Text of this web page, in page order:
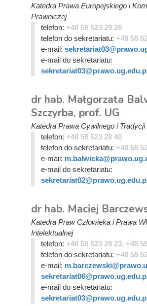
Katedra Prawa Europejskiego i
Prawniczej
telefon: +48 58 523 29 26
telefon do sekretariatu: +48 58
e-mail:
e-mail do sekretariatu:
dr hab. Małgorzata
Szczyrba, prof. UG
Katedra Prawa Cywilnego i Tradycji
telefon: +48 58 523 28 40
telefon do sekretariatu: +48 58
e-mail:
e-mail do sekretariatu:
dr hab. Maciej
Katedra Praw Człowieka i Prawa
Intelektualnej
telefon: +48 58 523 29 23, +48
telefon do sekretariatu: +48 58
e-mail:
e-mail do sekretariatu: